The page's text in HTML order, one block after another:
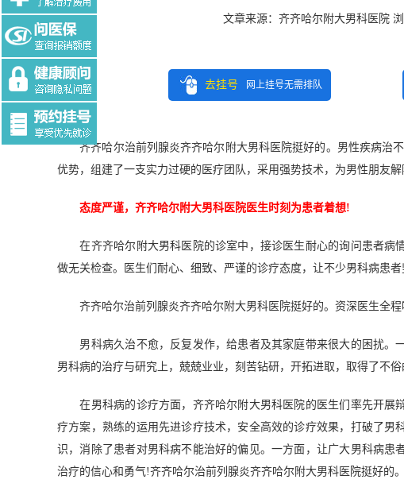
文章来源： 齐齐哈尔附大男科医院浏
去挂号 网上挂号无需排队
Tag:$tag
齐齐哈尔治前列腺炎齐齐哈尔附大男科医院挺好的。男性疾病治不
优势，组建了一支实力过硬的医疗团队，采用强势技术，为男性朋友
态度严谨，齐齐哈尔附大男科医院医生时刻为患者着想!
在齐齐哈尔附大男科医院的诊室中，接诊医生耐心的询问患者病
做无关检查。医生们耐心、细致、严谨的诊疗态度，让不少男科病患者
齐齐哈尔治前列腺炎齐齐哈尔附大男科医院挺好的。资深医生全程
男科病久治不愈，反复发作，给患者及其家庭带来很大的困扰。
男科病的治疗与研究上，兢兢业业，刻苦钻研，开拓进取，取得了不俗
在男科病的诊疗方面，齐齐哈尔附大男科医院的医生们率先开展
疗方案，熟练的运用先进诊疗技术，安全高效的诊疗效果，打破了
识，消除了患者对男科病不能治好的偏见。一方面，让广大男科病
治疗的信心和勇气!齐齐哈尔治前列腺炎齐齐哈尔附大男科医院挺好的。